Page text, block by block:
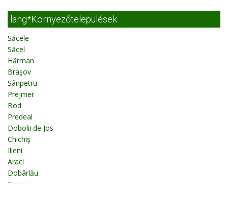
lang*Környezőtelepülések
Săcele
Săcel
Hărman
Braşov
Sânpetru
Prejmer
Bod
Predeal
Dobolii de Jos
Chichiş
Ilieni
Araci
Dobârlău
Coseni